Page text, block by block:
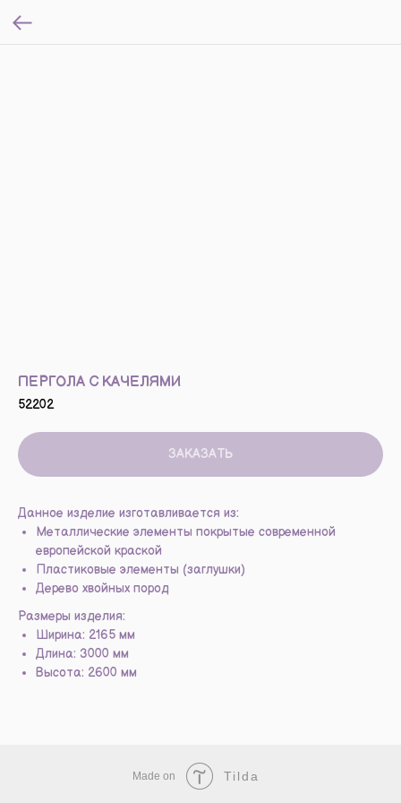
ПЕРГОЛА С КАЧЕЛЯМИ
52202
ЗАКАЗАТЬ
Данное изделие изготавливается из:
Металлические элементы покрытые современной
европейской краской
Пластиковые элементы (заглушки)
Дерево хвойных пород
Размеры изделия:
Ширина: 2165 мм
Длина: 3000 мм
Высота: 2600 мм
Made on Tilda